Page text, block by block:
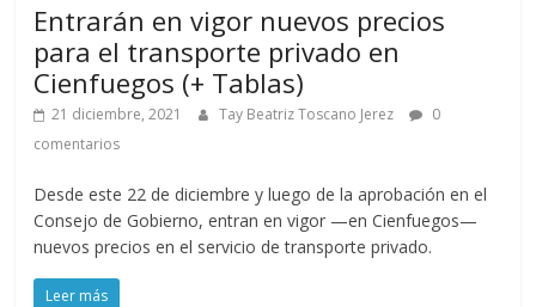
Entrarán en vigor nuevos precios
para el transporte privado en
Cienfuegos (+ Tablas)
21 diciembre, 2021 Tay Beatriz Toscano Jerez
0
comentarios
Desde este 22 de diciembre y luego de la aprobación en el
Consejo de Gobierno, entran en vigor —en Cienfuegos—
nuevos precios en el servicio de transporte privado.
Leer más